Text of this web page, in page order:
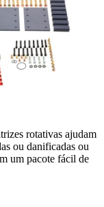
rotativas ajudam
ou danificadas ou
um pacote fácil de